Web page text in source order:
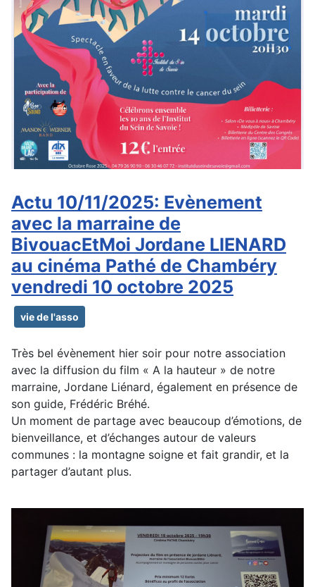
Actu 10/11/2025: Evènement
avec la marraine de
BivouacEtMoi Jordane LIENARD
au cinéma Pathé de Chambéry
vendredi 10 octobre 2025
vie de l'asso
Très bel évènement hier soir pour notre association
avec la diffusion du film « A la hauteur » de notre
marraine, Jordane Liénard, également en présence de
son guide, Frédéric Bréhé.
Un moment de partage avec beaucoup d’émotions, de
bienveillance, et d’échanges autour de valeurs
communes : la montagne soigne et fait grandir, et la
partager d’autant plus.